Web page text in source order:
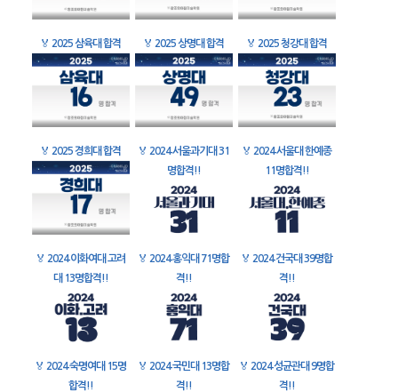
🏅 2025 삼육대 합격 🏅 2025 상명대 합격 🏅 2025 청강대 합격
🏅 2025 경희대 합격 🏅 2024 서울과기대 31
명합격!!
🏅 2024 서울대 한예종
11명합격!!
🏅 2024 이화여대 고려
대 13명합격!!
🏅 2024 홍익대 71명합
격!!
🏅 2024 건국대 39명합
격!!
🏅 2024 숙명여대 15명
합격!!
🏅 2024 국민대 13명합
격!!
🏅 2024 성균관대 9명합
격!!